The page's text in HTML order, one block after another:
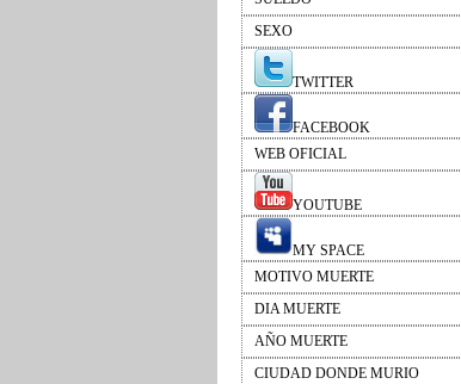
SEXO
TWITTER
FACEBOOK
WEB OFICIAL
YOUTUBE
MY SPACE
MOTIVO MUERTE
DIA MUERTE
AÑO MUERTE
CIUDAD DONDE MURIO